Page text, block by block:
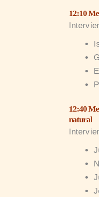
12:10
12:40
natural